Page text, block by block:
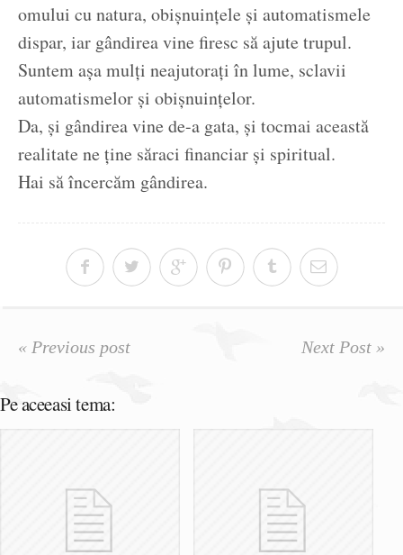
omului cu natura, obișnuințele și automatismele
dispar, iar gândirea vine firesc să ajute trupul.
Suntem așa mulți neajutorați în lume, sclavii
automatismelor și obișnuințelor.
Da, și gândirea vine de-a gata, și tocmai această
realitate ne ține săraci financiar și spiritual.
Hai să încercăm gândirea.
« Previous post Next Post »
Pe aceeasi tema: